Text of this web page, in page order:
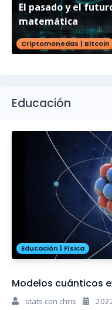
Criptomonedas | Bitcoin
El pasado y el
matemática
Educación
Educación | Física
Modelos cuánticos
stats con chris